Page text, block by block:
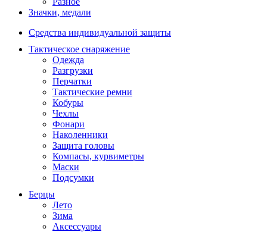
Значки, медали
Средства индивидуальной защиты
Тактическое снаряжение
Одежда
Разгрузки
Перчатки
Тактические ремни
Кобуры
Чехлы
Фонари
Наколенники
Защита головы
Компасы, курвиметры
Маски
Подсумки
Берцы
Лето
Зима
Аксессуары